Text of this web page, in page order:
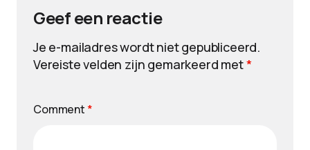
Geef een reactie
Je e-mailadres wordt niet gepubliceerd.
Vereiste velden zijn gemarkeerd met*
Comment *